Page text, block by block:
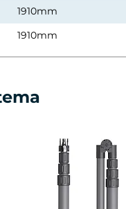
1910mm
1910mm